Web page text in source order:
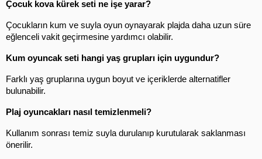
Çocuk kova kürek seti ne işe yarar?
Çocukların kum ve suyla oyun oynayarak plajda daha uzun süre
eğlenceli vakit geçirmesine yardımcı olabilir.
Kum oyuncak seti hangi yaş grupları için uygundur?
Farklı yaş gruplarına uygun boyut ve içeriklerde alternatifler
bulunabilir.
Plaj oyuncakları nasıl temizlenmeli?
Kullanım sonrası temiz suyla durulanıp kurutularak saklanması
önerilir.